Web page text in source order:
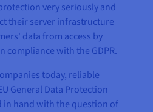
very seriously and
their server infrastructure
data from access by
compliance with the GDPR.
today, reliable
General Data Protection
in hand with the question of